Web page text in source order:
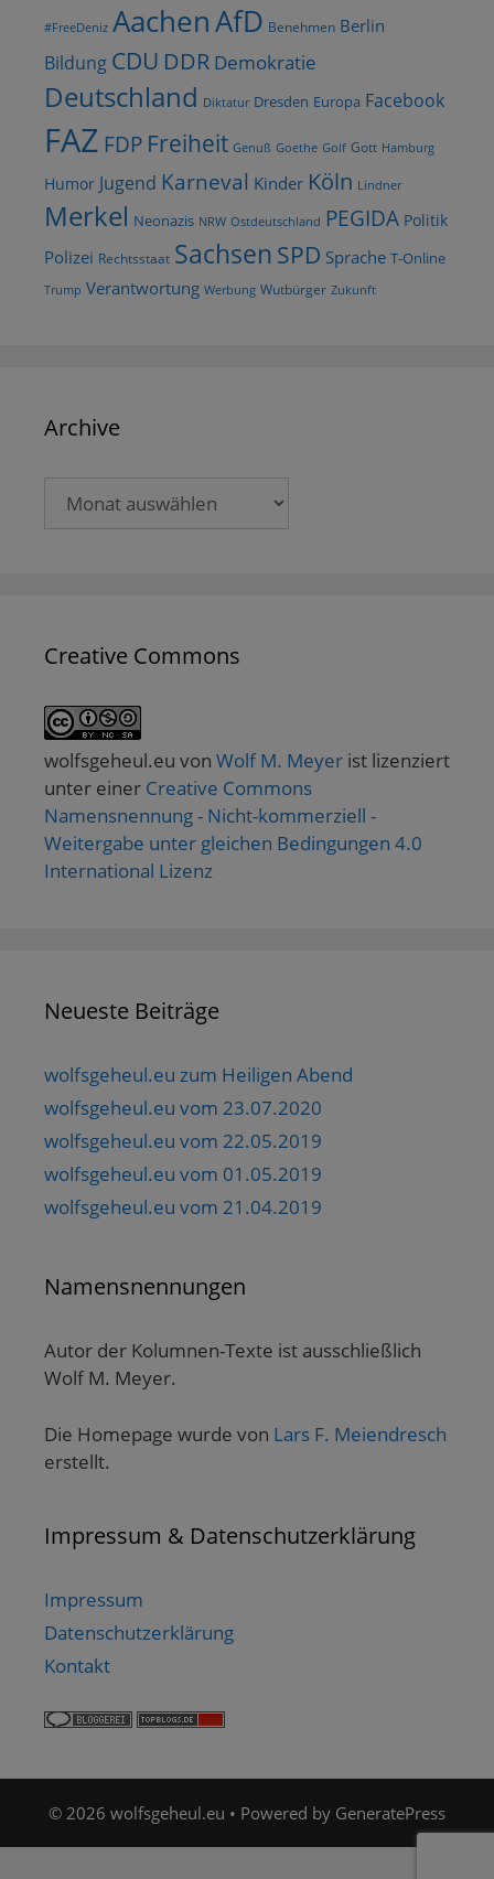
#FreeDeniz AachenAfD Benehmen Berlin
Bildung CDU DDR Demokratie
Deutschland Diktatur Dresden Europa Facebook
FAZ FDP Freiheit Genuß Goethe Golf Gott Hamburg
Humor Jugend Karneval Kinder Köln Lindner
Merkel Neonazis NRW Ostdeutschland PEGIDA Politik
Polizei Rechtsstaat Sachsen SPD Sprache T-Online
Trump Verantwortung Werbung Wutbürger Zukunft
Archive
Creative Commons
wolfsgeheul.eu von Wolf M. Meyer ist lizenziert
unter einer Creative Commons
Namensnennung - Nicht-kommerziell -
Weitergabe unter gleichen Bedingungen 4.0
International Lizenz
Neueste Beiträge
wolfsgeheul.eu zum Heiligen Abend
wolfsgeheul.eu vom 23.07.2020
wolfsgeheul.eu vom 22.05.2019
wolfsgeheul.eu vom 01.05.2019
wolfsgeheul.eu vom 21.04.2019
Namensnennungen
Autor der Kolumnen-Texte ist ausschließlich
Wolf M. Meyer.
Die Homepage wurde von Lars F. Meiendresch
erstellt.
Impressum & Datenschutzerklärung
Impressum
Datenschutzerklärung
Kontakt
© 2026 wolfsgeheul.eu • Powered by GeneratePress